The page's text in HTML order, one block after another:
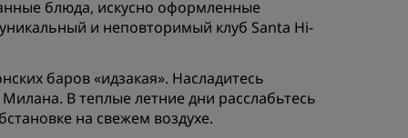
ЗАРЕГИСТРИРОВАТЬСЯ
блюда, искусно оформленные
и неповторимый клуб Santa Hi-
баров «идзакая». Насладитесь
В теплые летние дни расслабьтесь
на свежем воздухе.